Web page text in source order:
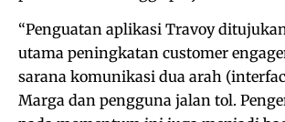
“Penguatan aplikasi Travoy
utama peningkatan customer
sarana komunikasi dua arah
Marga dan pengguna jalan tol.